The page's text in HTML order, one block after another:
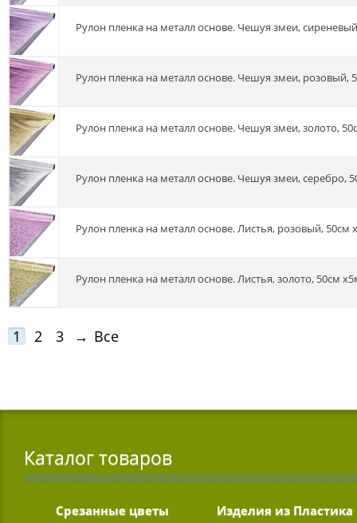
Рулон пленка на металл основе. Чешуя змеи,
Рулон пленка на металл основе. Чешуя змеи, розовый,
Рулон пленка на металл основе. Чешуя змеи, золото,
Рулон пленка на металл основе. Чешуя змеи, серебро,
Рулон пленка на металл основе. Листья, розовый, 50см
Рулон пленка на металл основе. Листья, золото, 50см
1 2 3 → Все
Каталог товаров
Срезанные цветы Изделия из Пластика